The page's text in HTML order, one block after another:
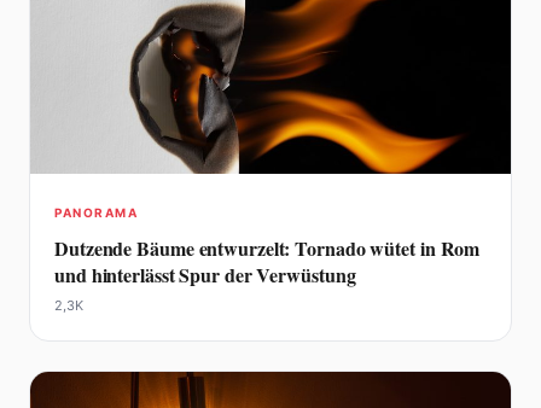
PANORAMA
Dutzende Bäume entwurzelt: Tornado wütet in Rom
und hinterlässt Spur der Verwüstung
2,3K